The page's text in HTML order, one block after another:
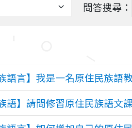
問答搜尋：
語言】我是一名原住民族
語】請問修習原住民族語文